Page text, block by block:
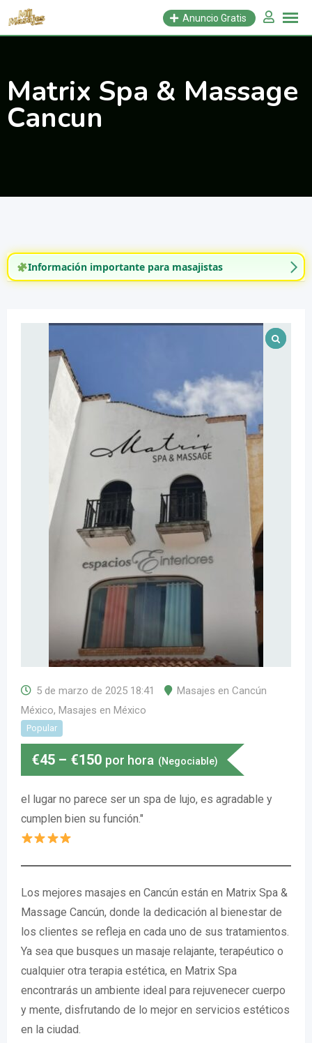
Saltar
Anuncio Gratis
Matrix Spa & Massage
Cancun
Información importante para masajistas
5 de marzo de 2025 18:41
Masajes en Cancún
México, Masajes en México
Popular
€45 – €150 por hora (Negociable)
el lugar no parece ser un spa de lujo, es agradable y
cumplen bien su función."
Los mejores masajes en Cancún están en Matrix Spa &
Massage Cancún, donde la dedicación al bienestar de
los clientes se refleja en cada uno de sus tratamientos.
Ya sea que busques un masaje relajante, terapéutico o
cualquier otra terapia estética, en Matrix Spa
encontrarás un ambiente ideal para rejuvenecer cuerpo
y mente, disfrutando de lo mejor en servicios estéticos
en la ciudad.